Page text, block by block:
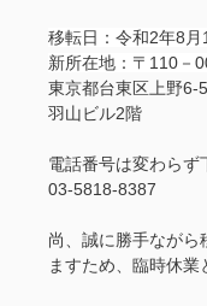
移転日：令和2年8月
新所在地：〒110－
東京都台東区上野6-
羽山ビル2階
電話番号は変わらず
03-5818-8387
尚、誠に勝手なが
ますため、臨時休業